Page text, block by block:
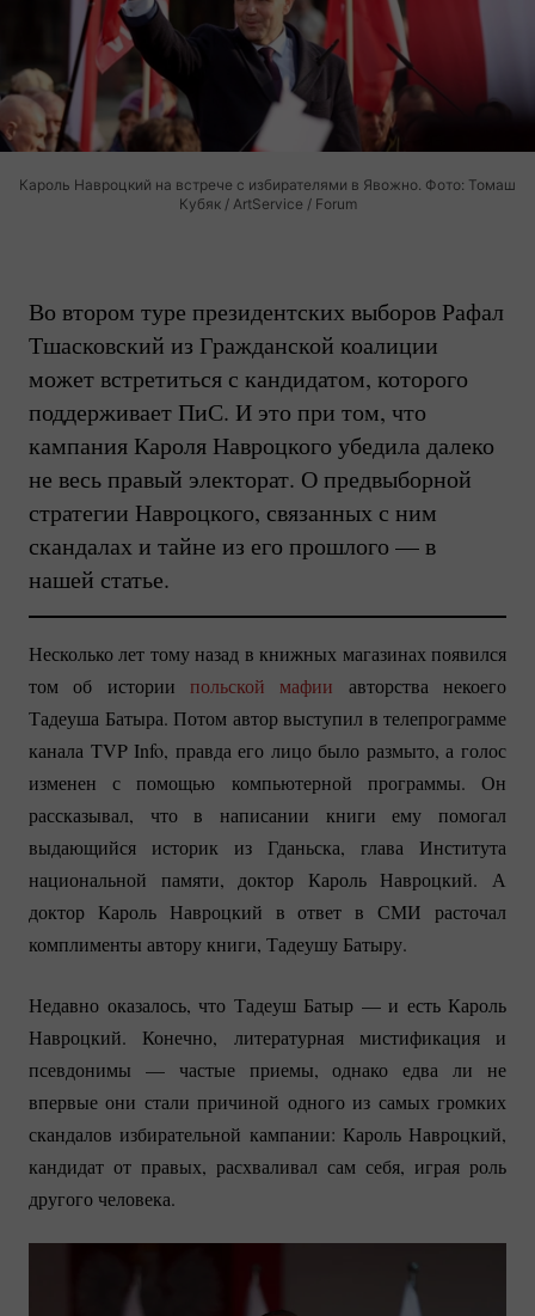
Кароль Навроцкий на встрече с избирателями в Явожно. Фото: Томаш
Кубяк / ArtService / Forum
Во втором туре президентских выборов Рафал
Тшасковский из Гражданской коалиции
может встретиться с кандидатом, которого
поддерживает ПиС. И это при том, что
кампания Кароля Навроцкого убедила далеко
не весь правый электорат. О предвыборной
стратегии Навроцкого, связанных с ним
скандалах и тайне из его прошлого — в
нашей статье.
Несколько лет тому назад в книжных магазинах появился
том об истории польской мафии авторства некоего
Тадеуша Батыра. Потом автор выступил в телепрограмме
канала TVP Info, правда его лицо было размыто, а голос
изменен с помощью компьютерной программы. Он
рассказывал, что в написании книги ему помогал
выдающийся историк из Гданьска, глава Института
национальной памяти, доктор Кароль Навроцкий. А
доктор Кароль Навроцкий в ответ в СМИ расточал
комплименты автору книги, Тадеушу Батыру.
Недавно оказалось, что Тадеуш Батыр — и есть Кароль
Навроцкий. Конечно, литературная мистификация и
псевдонимы — частые приемы, однако едва ли не
впервые они стали причиной одного из самых громких
скандалов избирательной кампании: Кароль Навроцкий,
кандидат от правых, расхваливал сам себя, играя роль
другого человека.